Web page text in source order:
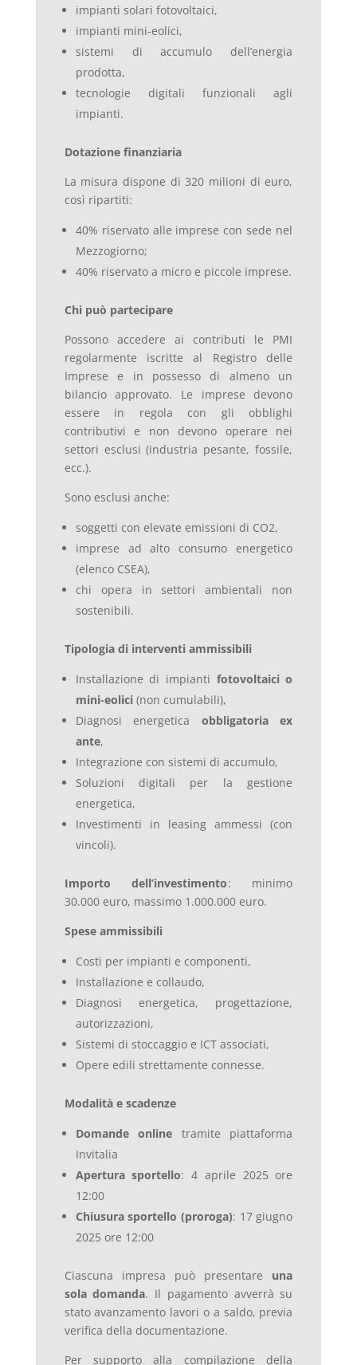
impianti solari fotovoltaici,
impianti mini-eolici,
sistemi di accumulo dell’energia
prodotta,
tecnologie digitali funzionali agli
impianti.
Dotazione finanziaria
La misura dispone di 320 milioni di euro,
così ripartiti:
40% riservato alle imprese con sede nel
Mezzogiorno;
40% riservato a micro e piccole imprese.
Chi può partecipare
Possono accedere ai contributi le PMI
regolarmente iscritte al Registro delle
Imprese e in possesso di almeno un
bilancio approvato. Le imprese devono
essere in regola con gli obblighi
contributivi e non devono operare nei
settori esclusi (industria pesante, fossile,
ecc.).
Sono esclusi anche:
soggetti con elevate emissioni di CO2,
imprese ad alto consumo energetico
(elenco CSEA),
chi opera in settori ambientali non
sostenibili.
Tipologia di interventi ammissibili
Installazione di impianti fotovoltaici o
mini-eolici (non cumulabili),
Diagnosi energetica obbligatoria ex
ante,
Integrazione con sistemi di accumulo,
Soluzioni digitali per la gestione
energetica,
Investimenti in leasing ammessi (con
vincoli).
Importo dell’investimento: minimo
30.000 euro, massimo 1.000.000 euro.
Spese ammissibili
Costi per impianti e componenti,
Installazione e collaudo,
Diagnosi energetica, progettazione,
autorizzazioni,
Sistemi di stoccaggio e ICT associati,
Opere edili strettamente connesse.
Modalità e scadenze
Domande online tramite piattaforma
Invitalia
Apertura sportello: 4 aprile 2025 ore
12:00
Chiusura sportello (proroga): 17 giugno
2025 ore 12:00
Ciascuna impresa può presentare una
sola domanda. Il pagamento avverrà su
stato avanzamento lavori o a saldo, previa
verifica della documentazione.
Per supporto alla compilazione della